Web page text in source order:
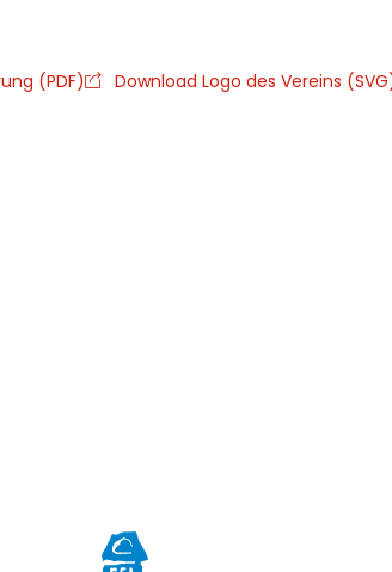
(PDF) Download Logo des Vereins